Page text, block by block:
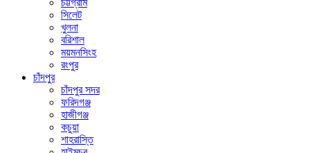
চট্টগ্রাম
সিলেট
খুলনা
বরিশাল
ময়মনসিংহ
রংপুর
চাঁদপুর
চাঁদপুর সদর
ফরিদগঞ্জ
হাজীগঞ্জ
কচুয়া
শাহরাস্তি